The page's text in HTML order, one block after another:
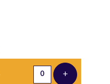
+Voeg ticket